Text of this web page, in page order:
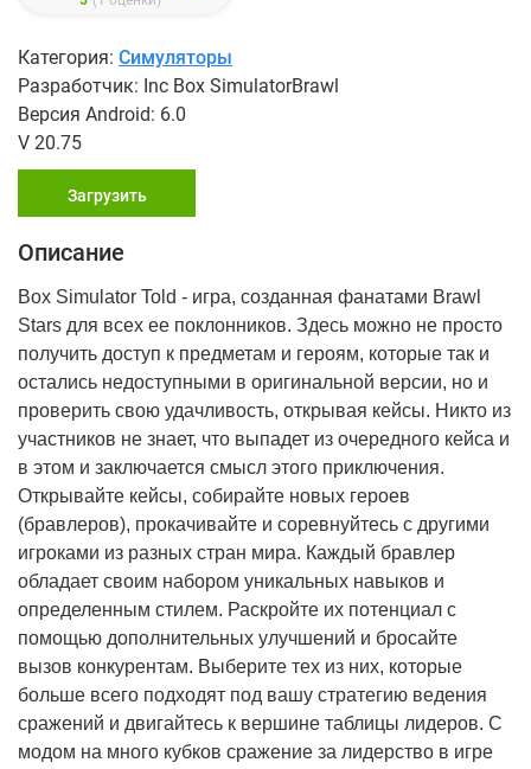
Категория: Симуляторы
Разработчик: Inc Box SimulatorBrawl
Версия Android: 6.0
V 20.75
Загрузить
Описание
Box Simulator Told - игра, созданная фанатами Brawl
Stars для всех ее поклонников. Здесь можно не просто
получить доступ к предметам и героям, которые так и
остались недоступными в оригинальной версии, но и
проверить свою удачливость, открывая кейсы. Никто из
участников не знает, что выпадет из очередного кейса и
в этом и заключается смысл этого приключения.
Открывайте кейсы, собирайте новых героев
(бравлеров), прокачивайте и соревнуйтесь с другими
игроками из разных стран мира. Каждый бравлер
обладает своим набором уникальных навыков и
определенным стилем. Раскройте их потенциал с
помощью дополнительных улучшений и бросайте
вызов конкурентам. Выберите тех из них, которые
больше всего подходят под вашу стратегию ведения
сражений и двигайтесь к вершине таблицы лидеров. С
модом на много кубков сражение за лидерство в игре